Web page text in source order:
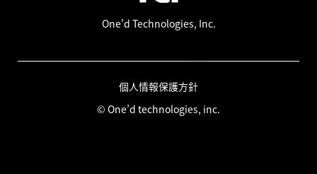
One'd Technologies, Inc.
個人情報保護方針
© One’d technologies, inc.